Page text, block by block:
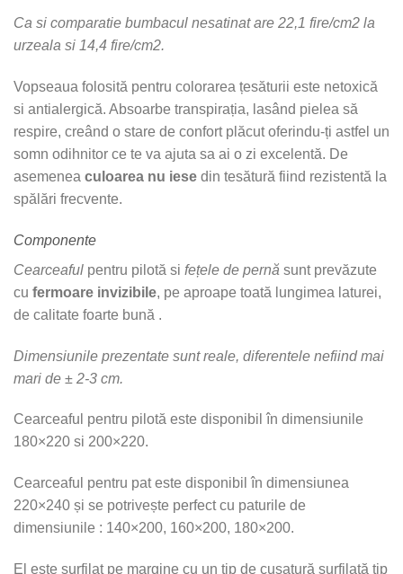
Ca si comparatie bumbacul nesatinat are 22,1 fire/cm2 la
urzeala si 14,4 fire/cm2.
Vopseaua folosită pentru colorarea țesăturii este netoxică
si antialergică. Absoarbe transpirația, lasând pielea să
respire, creând o stare de confort plăcut oferindu-ți astfel un
somn odihnitor ce te va ajuta sa ai o zi excelentă. De
asemenea culoarea nu iese din tesătură fiind rezistentă la
spălări frecvente.
Componente
Cearceaful pentru pilotă si fețele de pernă sunt prevăzute
cu fermoare invizibile, pe aproape toată lungimea laturei,
de calitate foarte bună .
Dimensiunile prezentate sunt reale, diferentele nefiind mai
mari de ± 2-3 cm.
Cearceaful pentru pilotă este disponibil în dimensiunile
180×220 si 200×220.
Cearceaful pentru pat este disponibil în dimensiunea
220×240 și se potrivește perfect cu paturile de
dimensiunile : 140×200, 160×200, 180×200.
El este surfilat pe margine cu un tip de cusatură surfilată tip